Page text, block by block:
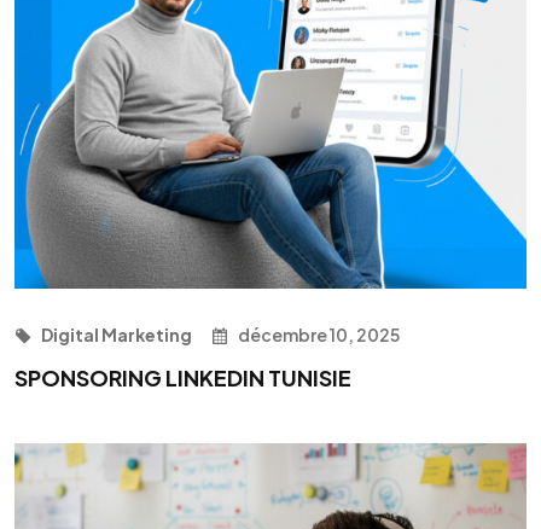
Digital Marketing décembre 10, 2025
SPONSORING LINKEDIN TUNISIE